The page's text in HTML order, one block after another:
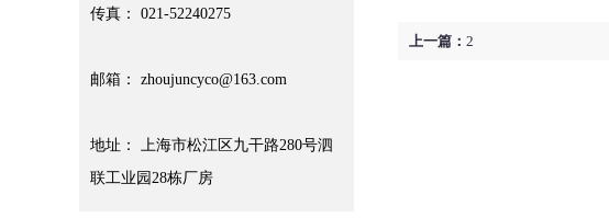
传真： 021-52240275
邮箱： zhoujuncyco@163.com
地址： 上海市松江区九干路280号泗
联工业园28栋厂房
上一篇： 2